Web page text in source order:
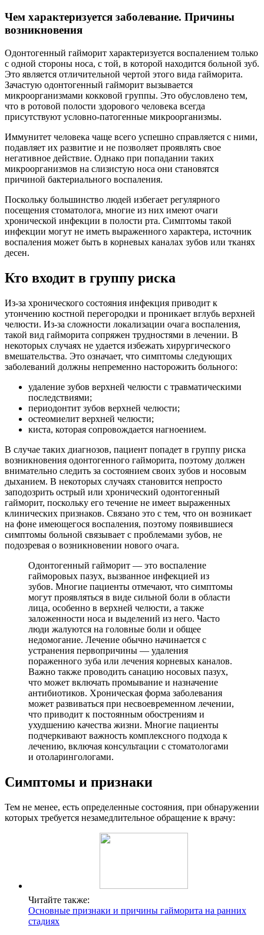
Чем характеризуется заболевание. Причины
возникновения
Одонтогенный гайморит характеризуется воспалением только
с одной стороны носа, с той, в которой находится больной зуб.
Это является отличительной чертой этого вида гайморита.
Зачастую одонтогенный гайморит вызывается
микроорганизмами кокковой группы. Это обусловлено тем,
что в ротовой полости здорового человека всегда
присутствуют условно-патогенные микроорганизмы.
Иммунитет человека чаще всего успешно справляется с ними,
подавляет их развитие и не позволяет проявлять свое
негативное действие. Однако при попадании таких
микроорганизмов на слизистую носа они становятся
причиной бактериального воспаления.
Поскольку большинство людей избегает регулярного
посещения стоматолога, многие из них имеют очаги
хронической инфекции в полости рта. Симптомы такой
инфекции могут не иметь выраженного характера, источник
воспаления может быть в корневых каналах зубов или тканях
десен.
Кто входит в группу риска
Из-за хронического состояния инфекция приводит к
утончению костной перегородки и проникает вглубь верхней
челюсти. Из-за сложности локализации очага воспаления,
такой вид гайморита сопряжен трудностями в лечении. В
некоторых случаях не удается избежать хирургического
вмешательства. Это означает, что симптомы следующих
заболеваний должны непременно насторожить больного:
удаление зубов верхней челюсти с травматическими
последствиями;
периодонтит зубов верхней челюсти;
остеомиелит верхней челюсти;
киста, которая сопровождается нагноением.
В случае таких диагнозов, пациент попадет в группу риска
возникновения одонтогенного гайморита, поэтому должен
внимательно следить за состоянием своих зубов и носовым
дыханием. В некоторых случаях становится непросто
заподозрить острый или хронический одонтогенный
гайморит, поскольку его течение не имеет выраженных
клинических признаков. Связано это с тем, что он возникает
на фоне имеющегося воспаления, поэтому появившиеся
симптомы больной связывает с проблемами зубов, не
подозревая о возникновении нового очага.
Одонтогенный гайморит — это воспаление
гайморовых пазух, вызванное инфекцией из
зубов. Многие пациенты отмечают, что симптомы
могут проявляться в виде сильной боли в области
лица, особенно в верхней челюсти, а также
заложенности носа и выделений из него. Часто
люди жалуются на головные боли и общее
недомогание. Лечение обычно начинается с
устранения первопричины — удаления
пораженного зуба или лечения корневых каналов.
Важно также проводить санацию носовых пазух,
что может включать промывание и назначение
антибиотиков. Хроническая форма заболевания
может развиваться при несвоевременном лечении,
что приводит к постоянным обострениям и
ухудшению качества жизни. Многие пациенты
подчеркивают важность комплексного подхода к
лечению, включая консультации с стоматологами
и отоларингологами.
Симптомы и признаки
Тем не менее, есть определенные состояния, при обнаружении
которых требуется незамедлительное обращение к врачу:
Читайте также:
Основные признаки и причины гайморита на ранних
стадиях